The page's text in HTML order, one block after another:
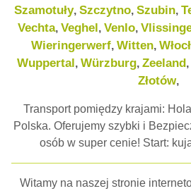
Szamotuły, Szczytno, Szubin,
Vechta, Veghel, Venlo,
Wieringerwerf, Witten,
Wuppertal, Würzburg, Zeeland,
Złotów,
Transport pomiędzy krajami:
Polska. Oferujemy szybki i
osób w super cenie! Start:
Witamy na naszej stronie